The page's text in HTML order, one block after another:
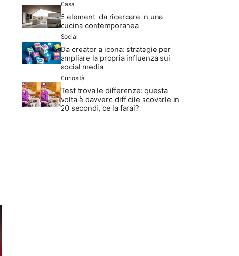
Casa
5 elementi da ricercare in una
cucina contemporanea
Social
Da creator a icona: strategie per
ampliare la propria influenza sui
social media
Curiosità
Test trova le differenze: questa
volta è davvero difficile scovarle in
20 secondi, ce la farai?